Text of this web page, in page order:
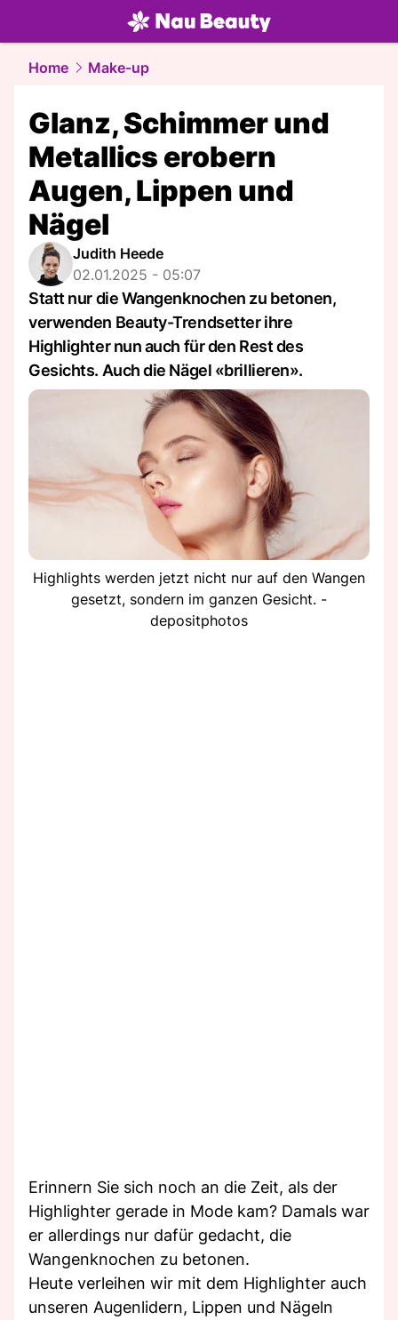
beauty.NAU.ch
Home Make-up
Glanz, Schimmer und
Metallics erobern
Augen, Lippen und
Nägel
Judith Heede
02.01.2025 - 05:07
Statt nur die Wangenknochen zu betonen,
verwenden Beauty-Trendsetter ihre
Highlighter nun auch für den Rest des
Gesichts. Auch die Nägel «brillieren».
Highlights werden jetzt nicht nur auf den Wangen
gesetzt, sondern im ganzen Gesicht. -
depositphotos
Erinnern Sie sich noch an die Zeit, als der
Highlighter gerade in Mode kam? Damals war
er allerdings nur dafür gedacht, die
Wangenknochen zu betonen.
Heute verleihen wir mit dem Highlighter auch
unseren Augenlidern, Lippen und Nägeln